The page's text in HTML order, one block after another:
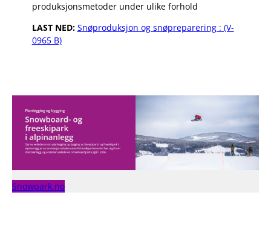
produksjonsmetoder under ulike forhold
LAST NED: Snøproduksjon og snøpreparering : (V-
0965 B)
Snowpark.no